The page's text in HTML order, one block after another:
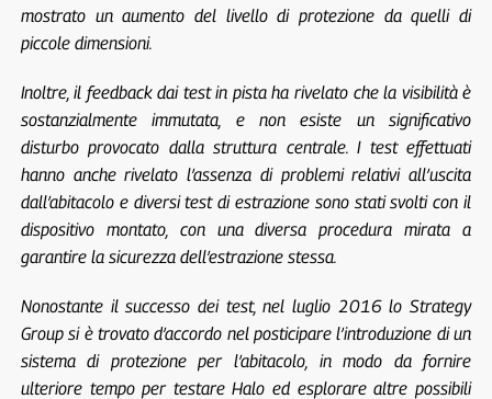
mostrato un aumento del livello di protezione da quelli di
piccole dimensioni.
Inoltre, il feedback dai test in pista ha rivelato che la visibilità è
sostanzialmente immutata, e non esiste un significativo
disturbo provocato dalla struttura centrale. I test effettuati
hanno anche rivelato l’assenza di problemi relativi all’uscita
dall’abitacolo e diversi test di estrazione sono stati svolti con il
dispositivo montato, con una diversa procedura mirata a
garantire la sicurezza dell’estrazione stessa.
Nonostante il successo dei test, nel luglio 2016 lo Strategy
Group si è trovato d’accordo nel posticipare l’introduzione di un
sistema di protezione per l’abitacolo, in modo da fornire
ulteriore tempo per testare Halo ed esplorare altre possibili